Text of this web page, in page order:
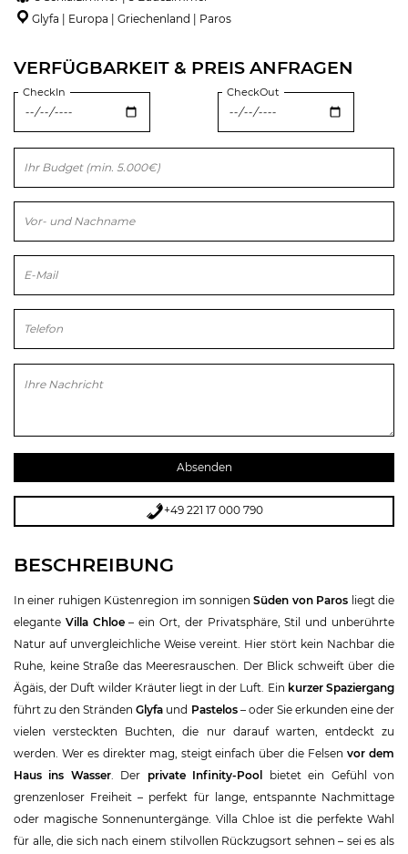
Glyfa | Europa | Griechenland | Paros
VERFÜGBARKEIT & PREIS ANFRAGEN
CheckIn CheckOut
Bitte lasse dieses Feld leer.
Bitte lasse dieses Feld leer.
+49 221 17 000 790
BESCHREIBUNG
In einer ruhigen Küstenregion im sonnigenSüden von Paros liegt die
elegante Villa Chloe– ein Ort, der Privatsphäre, Stil und unberührte
Natur auf unvergleichliche Weise vereint. Hier stört kein Nachbar die
Ruhe, keine Straße das Meeresrauschen. Der Blick schweift über die
Ägäis, der Duft wilder Kräuter liegt in der Luft. Ein kurzer Spaziergang
führt zu den SträndenGlyfa und Pastelos– oder Sie erkunden eine der
vielen versteckten Buchten, die nur darauf warten, entdeckt zu
werden. Wer es direkter mag, steigt einfach über die Felsenvor dem
Haus ins Wasser. Der private Infinity-Pool bietet ein Gefühl von
grenzenloser Freiheit – perfekt für lange, entspannte Nachmittage
oder magische Sonnenuntergänge. Villa Chloe ist die perfekte Wahl
für alle, die sich nach einem stilvollen Rückzugsort sehnen – sei es als